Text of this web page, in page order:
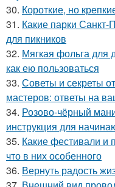
30. Короткие, но
31. Какие парки Санкт-
для пикников
32. Мягкая фольга для
как ею пользоваться
33. Советы и секреты
мастеров: ответы на
34. Розово-чёрный
инструкция для
35. Какие фестивали и
что в них особенного
36. Вернуть радость